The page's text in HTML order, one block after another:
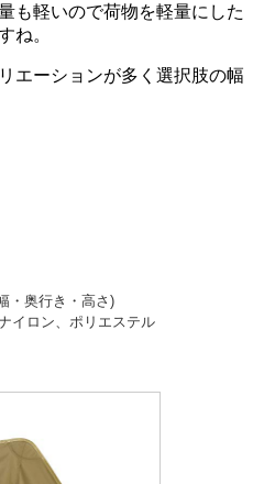
も軽いので荷物を軽量にした
ね。
エーションが多く選択肢の幅
・奥行き・高さ )
イロン、ポリエステル